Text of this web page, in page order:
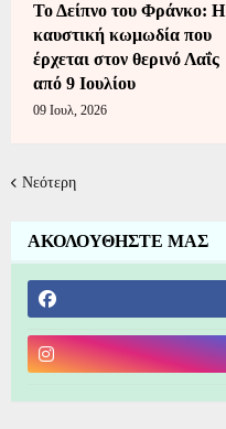
Το Δείπνο του Φράνκο: Η
καυστική κωμωδία που
έρχεται στον θερινό Λαΐς
από 9 Ιουλίου
09 Ιουλ, 2026
Νεότερη
ΑΚΟΛΟΥΘΗΣΤΕ ΜΑΣ